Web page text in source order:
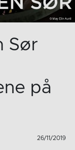
Sør
på
26/11/2019